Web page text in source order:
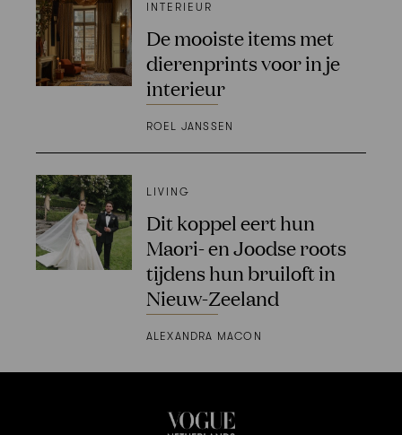
INTERIEUR
De mooiste items met
dierenprints voor in je
interieur
ROEL JANSSEN
LIVING
Dit koppel eert hun
Maori- en Joodse roots
tijdens hun bruiloft in
Nieuw-Zeeland
ALEXANDRA MACON